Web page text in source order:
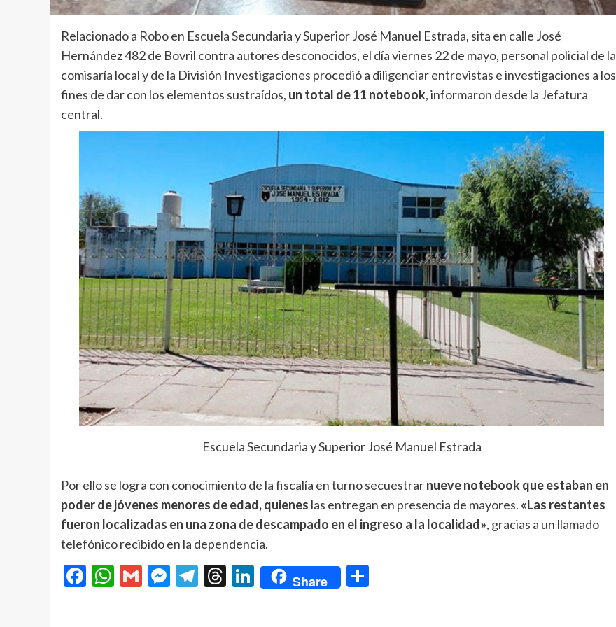
Relacionado a Robo en Escuela Secundaria y Superior José Manuel Estrada, sita en calle José
Hernández 482 de Bovril contra autores desconocidos, el día viernes 22 de mayo, personal policial de la
comisaría local y de la División Investigaciones procedió a diligenciar entrevistas e investigaciones a los
fines de dar con los elementos sustraídos, un total de 11 notebook, informaron desde la Jefatura
central.
Escuela Secundaria y Superior José Manuel Estrada
Por ello se logra con conocimiento de la fiscalía en turno secuestrarnueve notebookque estaban en
poder de jóvenes menores de edad, quienes las entregan en presencia de mayores. «Las restantes
fueron localizadas en una zona de descampado en el ingreso a la localidad», gracias a un llamado
telefónico recibido en la dependencia.
Facebook
WhatsApp
GmailMessenger
Telegram
Threads
LinkedIn
Share